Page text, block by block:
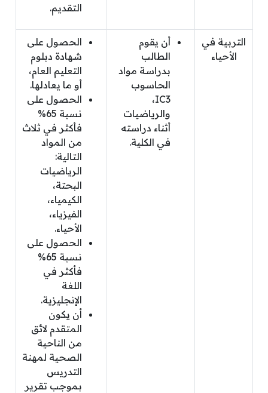
التقديم.
التربية في
الأحياء
أن يقوم
الطالب
بدراسة مواد
الحاسوب
IC3،
والرياضيات
أثناء دراسته
في الكلية.
الحصول على
شهادة دبلوم
التعليم العام،
أو ما يعادلها.
الحصول على
نسبة 65%
فأكثر في ثلاث
من المواد
التالية:
الرياضيات
البحتة،
الكيمياء،
الفيزياء،
الأحياء.
الحصول على
نسبة 65%
فأكثر في
اللغة
الإنجليزية.
أن يكون
المتقدم لائق
من الناحية
الصحية لمهنة
التدريس
بموجب تقرير